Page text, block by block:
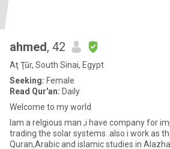
ahmed, 42
Aţ Ţūr, South Sinai, Egypt
Seeking: Female
Read Qur'an: Daily
Welcome to my world
Iam a relgious man ,i have company for
trading the solar systems .also i work as
Quran,Arabic and islamic studies in